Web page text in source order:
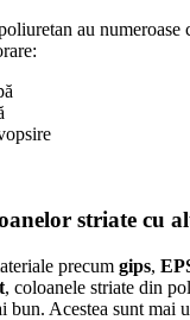
au numeroase
striate cu
precum gips,
, coloanele striate din
bun. Acestea sunt mai